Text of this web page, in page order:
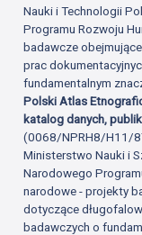
Nauki i Technologii
Programu Rozwoju
badawcze
prac
fundamentalnym
Polski Atlas
katalog danych,
(0068/NPRH8/H11/
Ministerstwo Nauki i
Narodowego
narodowe - projekty
dotyczące
badawczych o